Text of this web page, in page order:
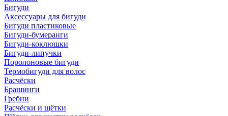
Бигуди
Аксессуары для бигуди
Бигуди пластиковые
Бигуди-бумеранги
Бигуди-коклюшки
Бигуди-липучки
Поролоновые бигуди
Термобигуди для волос
Расчёски
Брашинги
Гребни
Расчёски и щётки